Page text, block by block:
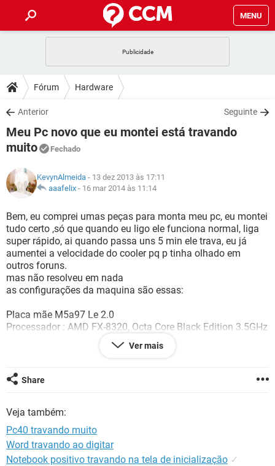
MENU
CELULAR
OUTLOOK
INSTAGRAM GMAIL
GUIA DE COMPRAS
DICAS
JOGOS
OUTLOOK
GUIA DE COMPRAS
DOWNLOADS
JOGOS WHATSAPP
CELULAR
OUTLOOK EXCEL
INSTAGRAM
GUIA DE COMPRAS
FÓRUM
CELULAR FACEBOOK
INSTAGRAM GMAIL
GUIA DE COMPRAS
GLOSSÁRIO
JOGOS
CELULAR FACEBOOK
OUTLOOK EXCEL
INSTAGRAM GMAIL
GUIA DE COMPRAS
Fórum Hardware
Anterior Seguinte
Meu Pc novo que eu montei está travando
muito
Fechado
KevynAlmeida - 13 dez 2013 às 17:11
aaafelix - 16 mar 2014 às 11:14
Bem, eu comprei umas peças para monta meu pc, eu montei
tudo certo ,só que quando eu ligo ele funciona normal, liga
super rápido, ai quando passa uns 5 min ele trava, eu já
aumentei a velocidade do cooler pq p tinha olhado em
outros foruns.
mas não resolveu em nada
as configurações da maquina são essas:
Placa mãe M5a97 Le 2.0
Processador : AMD FX-8320, Octa Core Black Edition 3.5GHz
Placa de Video: Radeon HD6450
Bem não irei utilizar para jogos e sim para mexer com
photoshop e fotos.
Porfavor me ajude
Ver mais
Share
Veja também:
Pc40 travando muito
Word travando ao digitar
Notebook positivo travando na tela de inicialização ✓